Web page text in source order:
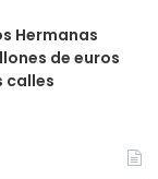
Hermanas
de euros
calles